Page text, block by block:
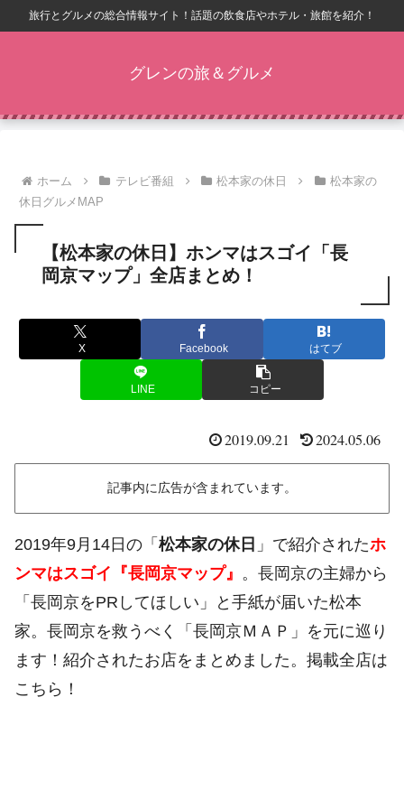
旅行とグルメの総合情報サイト！話題の飲食店やホテル・旅館を紹介！
グレンの旅＆グルメ
ホーム テレビ番組 松本家の休日
松本家の
休日グルメMAP
【松本家の休日】ホンマはスゴイ「長
岡京マップ」全店まとめ！
X Facebook はてブ
LINE コピー
2019.09.21 2024.05.06
記事内に広告が含まれています。
2019年9月14日の「 松本家の休日 」で紹介されたホ
ンマはスゴイ『長岡京マップ』 。長岡京の主婦から
「長岡京をPRしてほしい」と手紙が届いた松本
家。長岡京を救うべく「長岡京ＭＡＰ」を元に巡り
ます！紹介されたお店をまとめました。掲載全店は
こちら！